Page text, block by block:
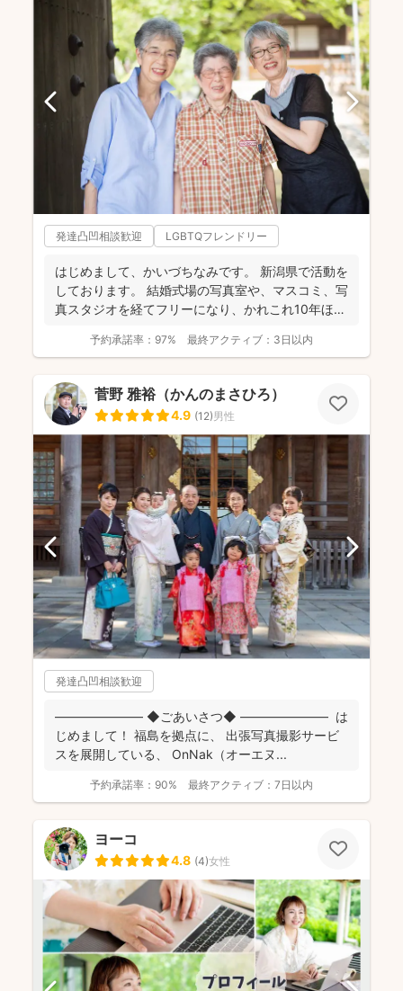
発達凸凹相談歓迎 LGBTQフレンドリー
はじめまして、かいづちなみです。 新潟県で活動を
しております。 結婚式場の写真室や、マスコミ、写
真スタジオを経てフリーになり、かれこれ10年ほど
予約承諾率： 97% 最終アクティブ： 3日以内
菅野 雅裕（かんのまさひろ）
4.9 (12)男性
発達凸凹相談歓迎
――――――― ◆ごあいさつ◆ ――――――― は
じめまして！ 福島を拠点に、 出張写真撮影サービ
スを展開している、 OnNak（オーエヌ...
予約承諾率： 90% 最終アクティブ： 7日以内
ヨーコ
4.8 (4)女性